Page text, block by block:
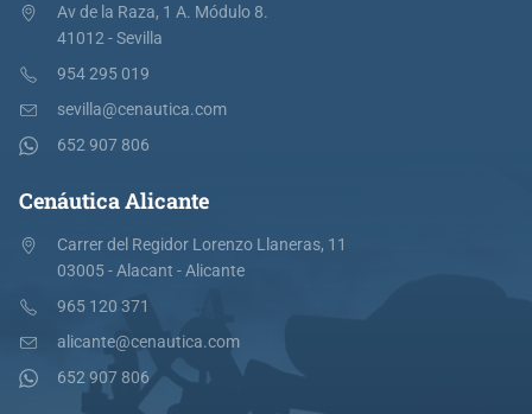
Av de la Raza, 1 A. Módulo 8.
41012 - Sevilla
954 295 019
sevilla@cenautica.com
652 907 806
Cenáutica Alicante
Carrer del Regidor Lorenzo Llaneras, 11
03005 - Alacant - Alicante
965 120 371
alicante@cenautica.com
652 907 806